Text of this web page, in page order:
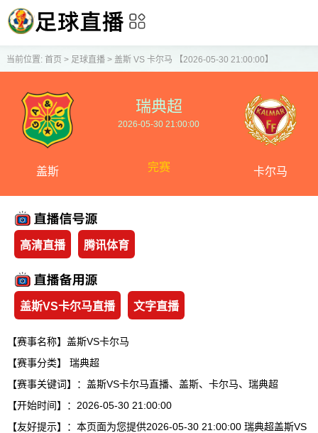
当前位置: 首页 > 足球直播> 盖斯 VS 卡尔马 【2026-05-30 21:00:00】
盖斯
瑞典超
2026-05-30 21:00:00
完赛 卡尔马
高清直播 腾讯体育
盖斯VS卡尔马直播 文字直播
【赛事名称】盖斯VS卡尔马
【赛事分类】 瑞典超
【赛事关键词】：盖斯VS卡尔马直播、盖斯、卡尔马、瑞典超
【开始时间】：2026-05-30 21:00:00
【友好提示】：本页面为您提供2026-05-30 21:00:00 瑞典超盖斯VS